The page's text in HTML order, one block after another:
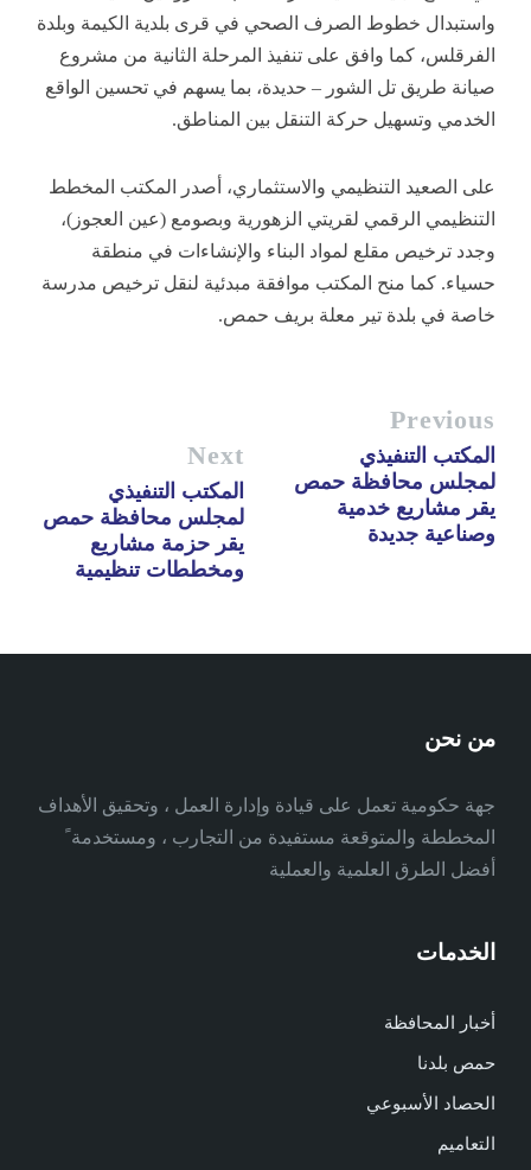
واستبدال خطوط الصرف الصحي في قرى بلدية الكيمة وبلدة
الفرقلس، كما وافق على تنفيذ المرحلة الثانية من مشروع
صيانة طريق تل الشور – حديدة، بما يسهم في تحسين الواقع
الخدمي وتسهيل حركة التنقل بين المناطق.
على الصعيد التنظيمي والاستثماري، أصدر المكتب المخطط
التنظيمي الرقمي لقريتي الزهورية وبصومع (عين العجوز)،
وجدد ترخيص مقلع لمواد البناء والإنشاءات في منطقة
حسياء. كما منح المكتب موافقة مبدئية لنقل ترخيص مدرسة
خاصة في بلدة تير معلة بريف حمص.
Previous
المكتب التنفيذي
لمجلس محافظة حمص
يقر مشاريع خدمية
وصناعية جديدة
Next
المكتب التنفيذي
لمجلس محافظة حمص
يقر حزمة مشاريع
ومخططات تنظيمية
من نحن
جهة حكومية تعمل على قيادة وإدارة العمل ، وتحقيق الأهداف
المخططة والمتوقعة مستفيدة من التجارب ، ومستخدمة ً
أفضل الطرق العلمية والعملية
الخدمات
أخبار المحافظة
حمص بلدنا
الحصاد الأسبوعي
التعاميم